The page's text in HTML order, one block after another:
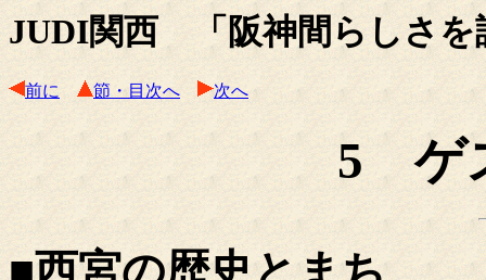
JUDI関西 「阪神間らしさを
前に 節・目次へ 次へ
5 ゲ